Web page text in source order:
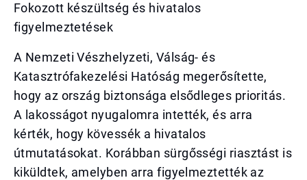
Fokozott készültség és hivatalos
figyelmeztetések
A Nemzeti Vészhelyzeti, Válság- és
Katasztrófakezelési Hatóság megerősítette,
hogy az ország biztonsága elsődleges prioritás.
A lakosságot nyugalomra intették, és arra
kérték, hogy kövessék a hivatalos
útmutatásokat. Korábban sürgősségi riasztást is
kiküldtek, amelyben arra figyelmeztették az